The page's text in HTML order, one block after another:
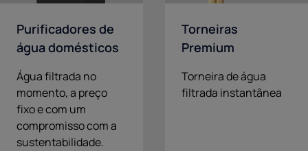
Purificadores de
água domésticos
Água filtrada no
momento, a preço
fixo e com um
compromisso com a
sustentabilidade.
Torneiras
Premium
Torneira de água
filtrada instantânea